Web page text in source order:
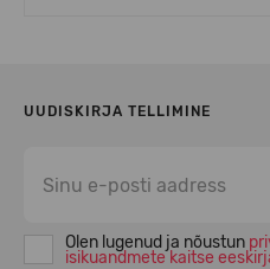
UUDISKIRJA TELLIMINE
Olen lugenud ja nõustun
isikuandmete kaitse